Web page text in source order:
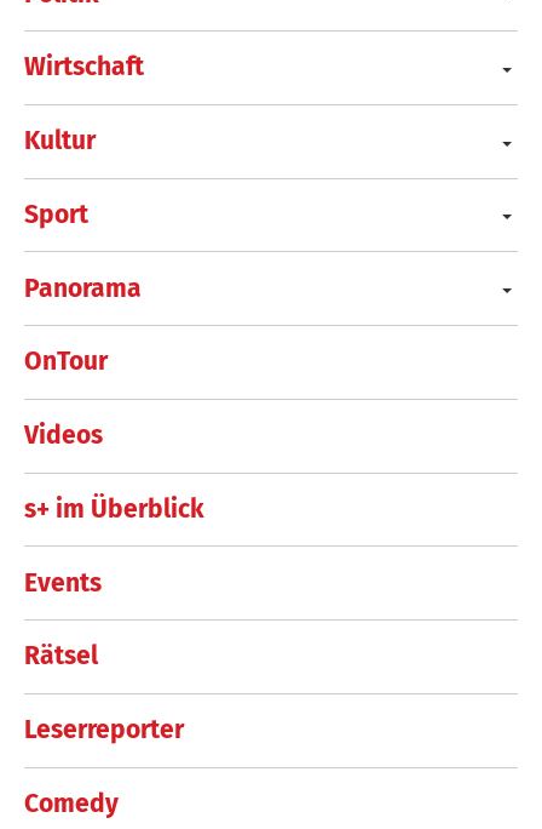
Wirtschaft
Kultur
Sport
Panorama
OnTour
Videos
s+ im Überblick
Events
Rätsel
Leserreporter
Comedy